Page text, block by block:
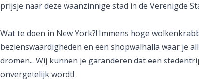
prijsje naar deze waanzinnige stad in de Verenigde
Wat te doen in New York?! Immens hoge
bezienswaardigheden en een shopwalhalla waar je
dromen... Wij kunnen je garanderen dat een
onvergetelijk wordt!